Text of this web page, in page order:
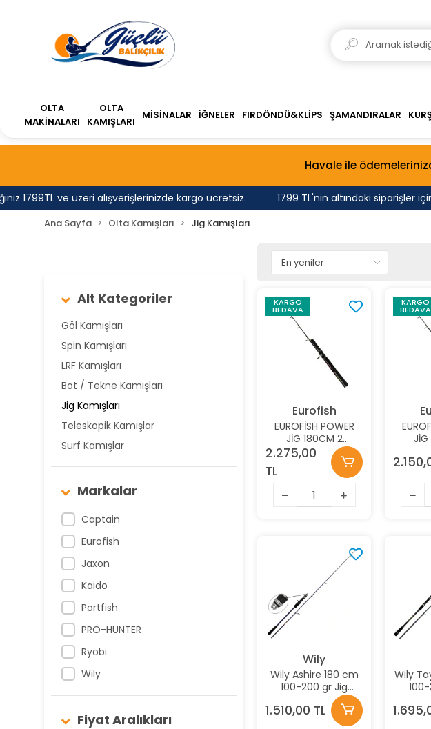
Havale ile
1799TL ve üzeri alışverişlerinizde kargo ücretsiz. 1799 TL'nin altındaki siparişler
OLTA
MAKİNALARI
OLTA
KAMIŞLARI
MİSİNALAR İĞNELER FIRDÖNDÜ&KLİPS ŞAMANDIRALAR
Ana Sayfa Olta Kamışları Jig Kamışları
Alt Kategoriler
Göl Kamışları
Spin Kamışları
LRF Kamışları
Bot / Tekne Kamışları
Jig Kamışları
Teleskopik Kamışlar
Surf Kamışlar
Markalar
Captain
Eurofish
Jaxon
Kaido
Portfish
PRO-HUNTER
Ryobi
Wily
Fiyat Aralıkları
KARGO
BEDAVA
Eurofish
EUROFİSH POWER
JİG 180CM 2
PARÇALI BOT/TEKNE
2.275,00
TL
KARGO
BEDAVA
JİG
Wily
Wily Ashire 180 cm
100-200 gr Jig
1.510,00 TL
Wily